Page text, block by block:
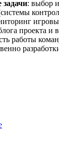
задачи: выбор
проекта и
работы